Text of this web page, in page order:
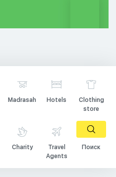
Madrasah Hotels
Clothing
store
Charity
Travel
Agents
Поиск